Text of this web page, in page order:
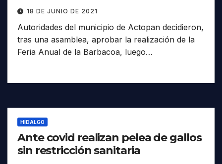
18 DE JUNIO DE 2021
Autoridades del municipio de Actopan decidieron,
tras una asamblea, aprobar la realización de la
Feria Anual de la Barbacoa, luego…
HIDALGO
Ante covid realizan pelea de gallos
sin restricción sanitaria